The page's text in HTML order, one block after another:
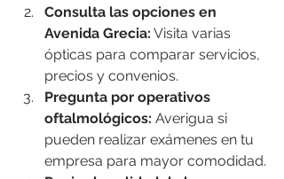
Consulta las opciones en
Avenida Grecia: Visita varias
ópticas para comparar servicios,
precios y convenios.
Pregunta por operativos
oftalmológicos: Averigua si
pueden realizar exámenes en tu
empresa para mayor comodidad.